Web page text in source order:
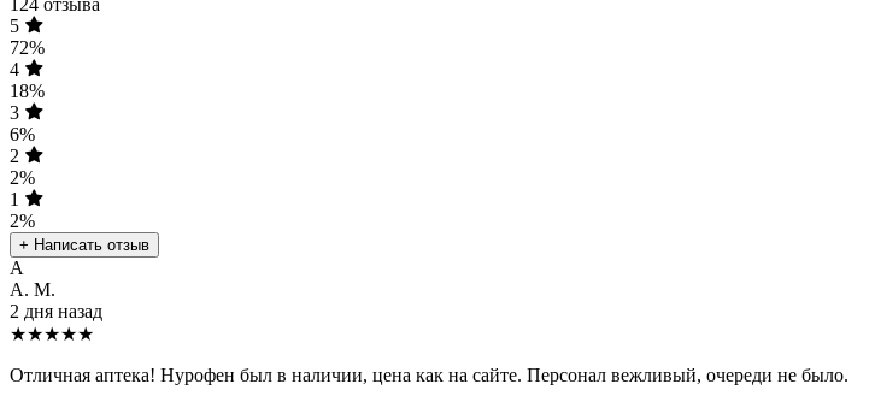
5
72%
4
18%
3
6%
2
2%
1
2%
+ Написать отзыв
А
А. М.
2 дня назад
★★★★★
Отличная аптека! Нурофен был в наличии, цена как на сайте. Персонал вежливый, очереди не было.